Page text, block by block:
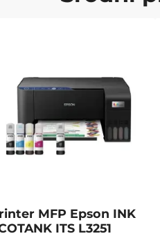
MFP Epson INK
ITS L3251